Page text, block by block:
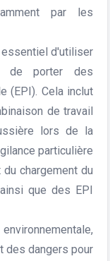
par les
essentiel d'utiliser
de porter des
(EPI). Cela inclut
de travail
lors de la
particulière
chargement du
que des EPI
des dangers pour